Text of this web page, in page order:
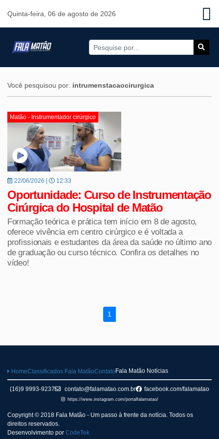
Quinta-feira, 06 de agosto de 2026
Você pesquisou por: intrumenstacaocirurgica
Matão - Instrumentador cirúrgico
22/06/2026 | 12:33
Oportunidade: Curso de Instrumentação
Cirúrgica do Hospital de Matão
Formação teórica e prática tem início em 8 de agosto,
oferece vivência em centro cirúrgico e é voltada a
profissionais e estudantes da área da saúde no último ano
de graduação ou curso técnico. Confira os detalhes no
vídeo!
1
HomeClassificados Fala MatãoContato Fala Matão Notícias
(16)9 9993-9237 contato@falamatao.com.br facebook.com/falamatao
https://www.instagram.com/portalfalamatao/
Copyright © 2018 Fala Matão - Um passo à frente da notícia. Todos os
direitos reservados.
Desenvolvimento por CodeTek